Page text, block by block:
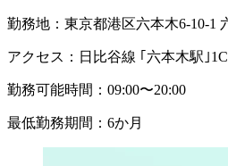
勤務地： 東京都港区六本木6-10-1
アクセス： 日比谷線 ｢六本木駅｣
勤務可能時間： 09:00〜20:00
最低勤務期間： 6か月